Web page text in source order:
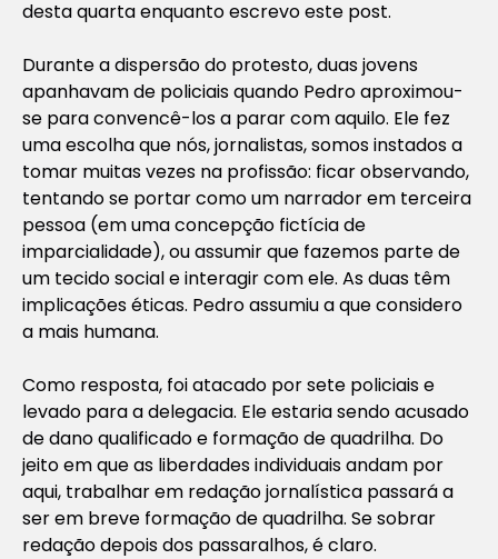
desta quarta enquanto escrevo este post.
Durante a dispersão do protesto, duas jovens
apanhavam de policiais quando Pedro aproximou-
se para convencê-los a parar com aquilo. Ele fez
uma escolha que nós, jornalistas, somos instados a
tomar muitas vezes na profissão: ficar observando,
tentando se portar como um narrador em terceira
pessoa (em uma concepção fictícia de
imparcialidade), ou assumir que fazemos parte de
um tecido social e interagir com ele. As duas têm
implicações éticas. Pedro assumiu a que considero
a mais humana.
Como resposta, foi atacado por sete policiais e
levado para a delegacia. Ele estaria sendo acusado
de dano qualificado e formação de quadrilha. Do
jeito em que as liberdades individuais andam por
aqui, trabalhar em redação jornalística passará a
ser em breve formação de quadrilha. Se sobrar
redação depois dos passaralhos, é claro.